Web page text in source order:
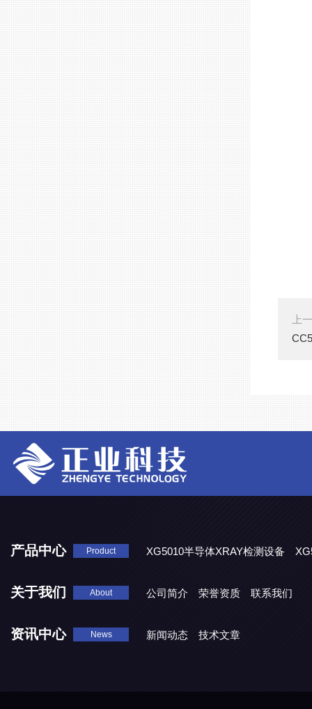
上
产品中心 Product XG5010半导体XRAY检测设备
关于我们 About 公司简介 荣誉资质 联系我们
资讯中心 News 新闻动态 技术文章